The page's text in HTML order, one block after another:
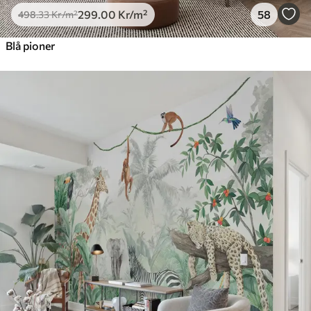
498.33Kr/m²299 .00 Kr/m² 58
Blå pioner